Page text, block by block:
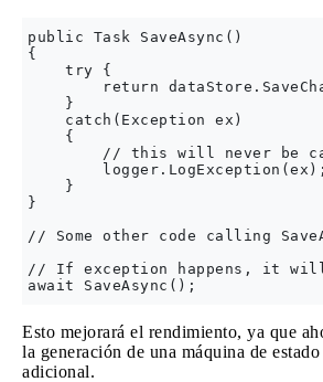
public Task SaveAsync()
{
    try {
return
    }
    catch(Exception ex)
    {
// this will never be
        logger.LogException(ex);
    }
}
// Some other code calling
// If exception happens, it will
Esto mejorará el rendimiento, ya que
la generación de una máquina de estado
adicional.